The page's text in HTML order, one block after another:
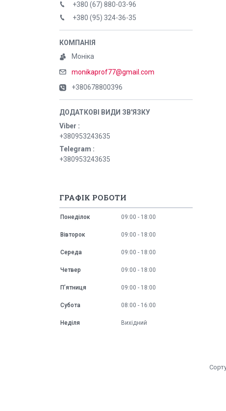
+380 (67) 880-03-96
+380 (95) 324-36-35
Моніка
monikaprof77@gmail.com
+380678800396
Viber
+380953243635
Telegram
+380953243635
ГРАФІК РОБОТИ
Понеділок 09:00 18:00
Вівторок 09:00 18:00
Середа 09:00 18:00
Четвер 09:00 18:00
Пʼятниця 09:00 18:00
Субота 08:00 16:00
Неділя Вихідний